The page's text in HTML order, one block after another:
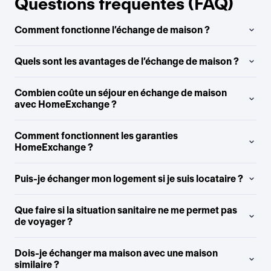
Comment fonctionne l’échange de maison ?
Quels sont les avantages de l’échange de maison ?
Combien coûte un séjour en échange de maison
avec HomeExchange ?
Comment fonctionnent les garanties
HomeExchange ?
Puis-je échanger mon logement si je suis locataire ?
Que faire si la situation sanitaire ne me permet pas
de voyager ?
Dois-je échanger ma maison avec une maison
similaire ?